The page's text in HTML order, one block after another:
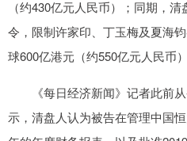
（约430亿元人民币）；同期，
令，限制许家印、丁玉梅及夏海
球600亿港元（约550亿元人民币）
《每日经济新闻》记者此前从
示，清盘人认为被告在管理中国